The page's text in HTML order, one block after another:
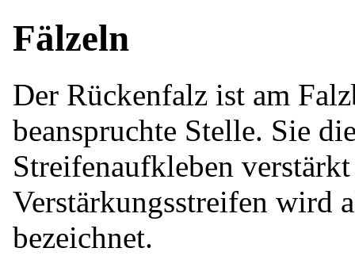
Fälzeln
Der Rückenfalz ist am
beanspruchte Stelle. Sie
Streifenaufkleben
Verstärkungsstreifen wird
bezeichnet.